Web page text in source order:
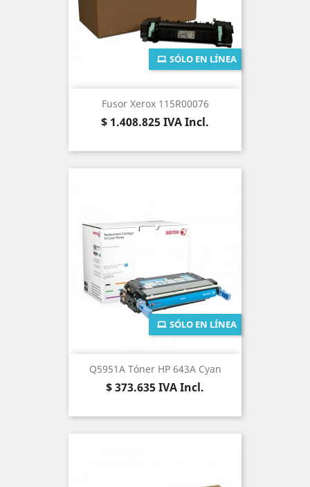
Fusor Xerox 115R00076
Precio
$ 1.408.825IVA Incl.
SÓLO EN LÍNEA
Q5951A Tóner HP 643A Cyan
Precio
$ 373.635IVA Incl.
SÓLO EN LÍNEA